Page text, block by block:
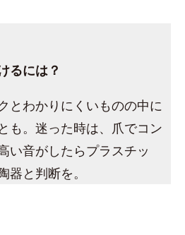
るには？
とわかりにくいものの中に
も。迷った時は、爪でコン
い音がしたらプラスチッ
器と判断を。